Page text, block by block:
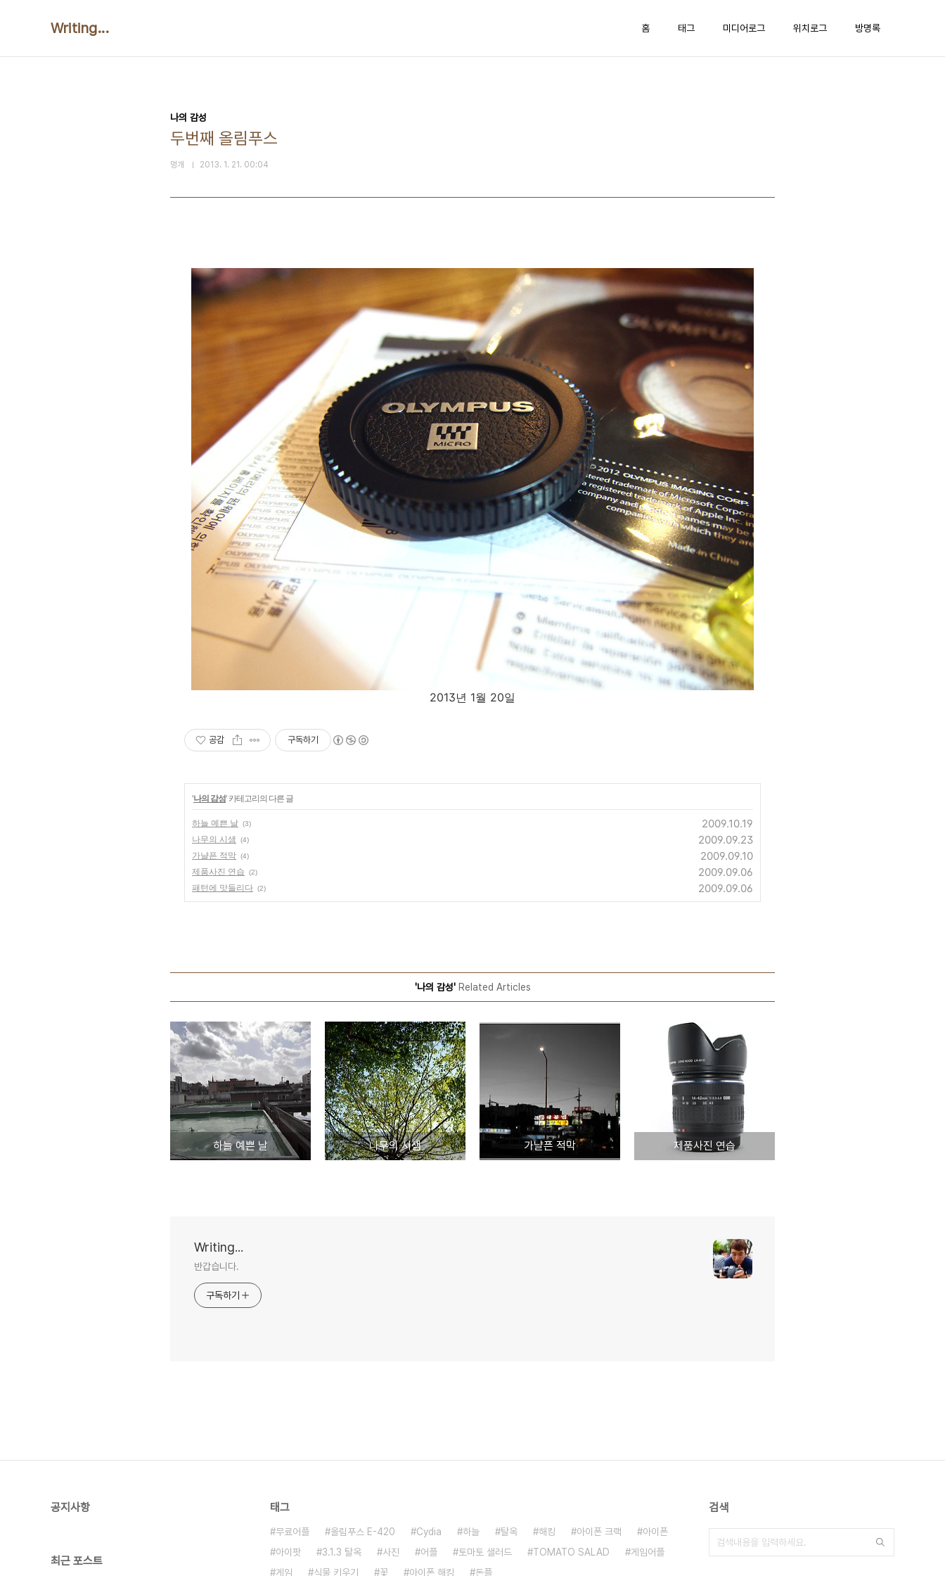
Writing... 홈 태그 미디어로그 위치로그 방명록
나의 감성
두번째 올림푸스
멍개 2013. 1. 21. 00:04
2013년 1월 20일
공감 구독하기
'나의 감성' 카테고리의 다른 글
하늘 예쁜 날 (3) 2009.10.19
나무의 시샘 (4) 2009.09.23
가냘픈 적막 (4) 2009.09.10
제품사진 연습 (2) 2009.09.06
패턴에 맛들리다 (2) 2009.09.06
'나의 감성'Related Articles
하늘 예쁜 날 나무의 시샘 가냘픈 적막 제품사진 연습
Writing...
반갑습니다.
구독하기
공지사항
최근 포스트
태그
무료어플 올림푸스 E-420 Cydia 하늘 탈옥 해킹 아이폰 크랙
아이폰
아이팟
3.1.3 탈옥 사진 어플 토마토 샐러드 TOMATO SALAD
게임어플
게임
식물 키우기 꽃 아이폰 해킹 돈플
검색